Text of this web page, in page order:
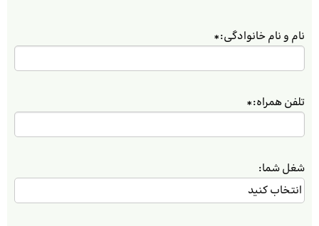
نام و نام خانوادگی:*
تلفن همراه:*
شغل شما: